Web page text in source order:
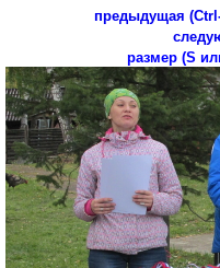
предыдущая
размер (S